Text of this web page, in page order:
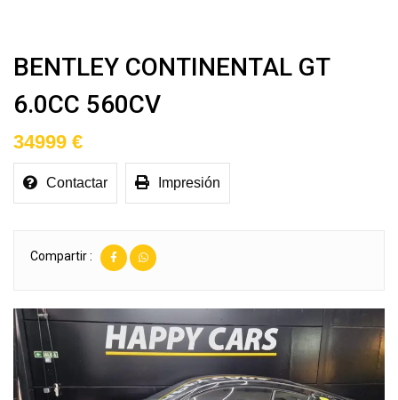
BENTLEY CONTINENTAL GT
6.0CC 560CV
34999 €
Contactar Impresión
Compartir :